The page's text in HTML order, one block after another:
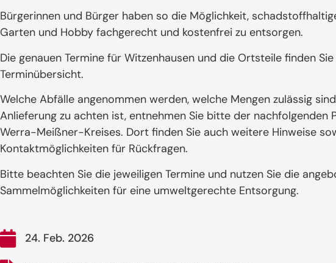
Bürgerinnen und Bürger haben so die Möglichkeit,
Garten und Hobby fachgerecht und kostenfrei zu entsorgen.
Die genauen Termine für Witzenhausen und die Ortsteile finden
Terminübersicht.
Welche Abfälle angenommen werden, welche Mengen zulässig
Anlieferung zu achten ist, entnehmen Sie bitte der nachfolgenden
Werra-Meißner-Kreises. Dort finden Sie auch weitere Hinweise
Kontaktmöglichkeiten für Rückfragen.
Bitte beachten Sie die jeweiligen Termine und nutzen Sie die
Sammelmöglichkeiten für eine umweltgerechte Entsorgung.
24. Feb. 2026